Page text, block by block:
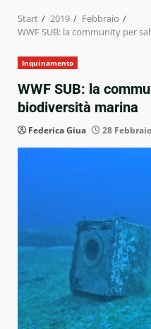
Start 2019
Febbraio
WWF SUB: la community per
Inquinamento
WWF SUB: la
biodiversità marina
Federica Giua 28